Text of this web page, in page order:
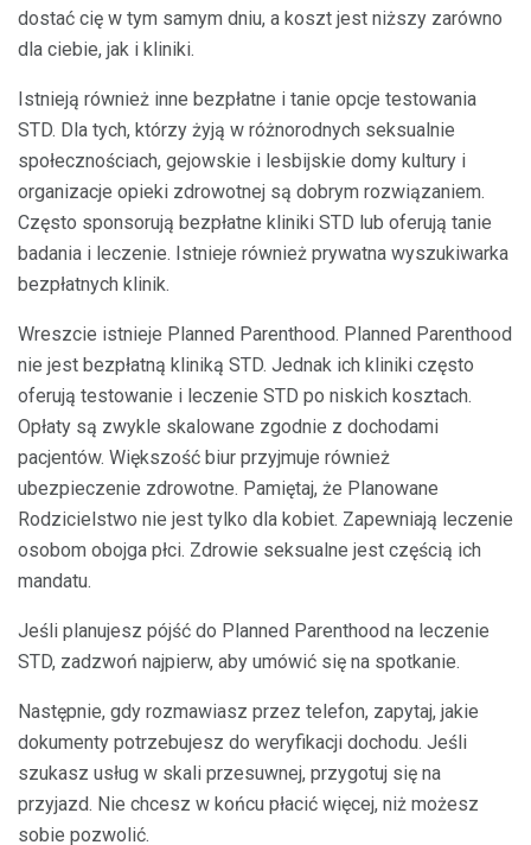
dostać cię w tym samym dniu, a koszt jest niższy zarówno
dla ciebie, jak i kliniki.
Istnieją również inne bezpłatne i tanie opcje testowania
STD. Dla tych, którzy żyją w różnorodnych seksualnie
społecznościach, gejowskie i lesbijskie domy kultury i
organizacje opieki zdrowotnej są dobrym rozwiązaniem.
Często sponsorują bezpłatne kliniki STD lub oferują tanie
badania i leczenie. Istnieje również prywatna wyszukiwarka
bezpłatnych klinik.
Wreszcie istnieje Planned Parenthood. Planned Parenthood
nie jest bezpłatną kliniką STD. Jednak ich kliniki często
oferują testowanie i leczenie STD po niskich kosztach.
Opłaty są zwykle skalowane zgodnie z dochodami
pacjentów. Większość biur przyjmuje również
ubezpieczenie zdrowotne. Pamiętaj, że Planowane
Rodzicielstwo nie jest tylko dla kobiet. Zapewniają leczenie
osobom obojga płci. Zdrowie seksualne jest częścią ich
mandatu.
Jeśli planujesz pójść do Planned Parenthood na leczenie
STD, zadzwoń najpierw, aby umówić się na spotkanie.
Następnie, gdy rozmawiasz przez telefon, zapytaj, jakie
dokumenty potrzebujesz do weryfikacji dochodu. Jeśli
szukasz usług w skali przesuwnej, przygotuj się na
przyjazd. Nie chcesz w końcu płacić więcej, niż możesz
sobie pozwolić.